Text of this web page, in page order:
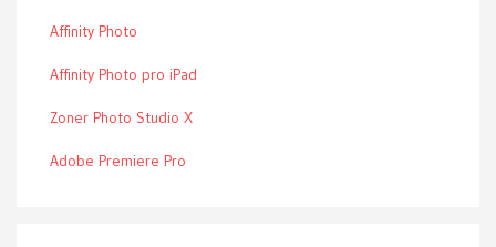
Affinity Photo
Affinity Photo pro iPad
Zoner Photo Studio X
Adobe Premiere Pro